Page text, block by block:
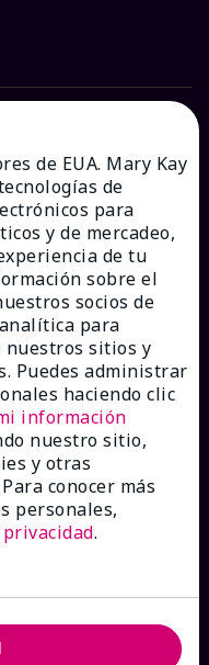
de EUA. Mary Kay
de
para
y de mercadeo,
de tu
sobre el
socios de
para
nuestros sitios y
Puedes administrar
haciendo clic
información
nuestro sitio,
y otras
conocer más
personales,
.